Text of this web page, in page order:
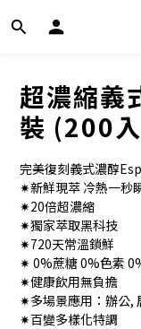
超濃縮義
裝 (200
完美復刻義式濃醇
✷新鮮現萃 冷熱一秒
✷20倍超濃縮
✷獨家萃取黑科技
✷720天常溫鎖鮮
✷ 0%蔗糖 0%色素
✷健康飲用無負擔
✷多場景應用：辦公,
✷百變多樣化特調